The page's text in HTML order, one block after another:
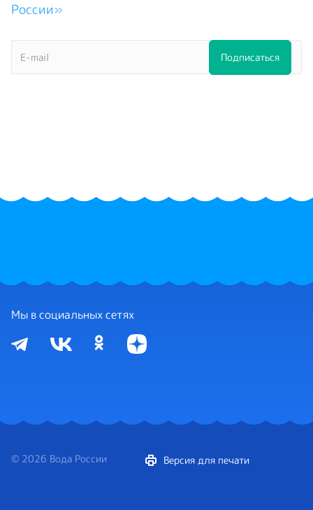
России»
Мы в социальных сетях
© 2026 Вода России Версия для печати